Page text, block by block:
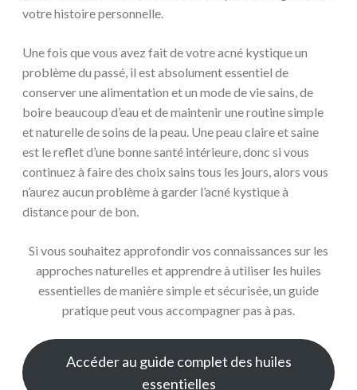
votre histoire personnelle.
Une fois que vous avez fait de votre acné kystique un
problème du passé, il est absolument essentiel de
conserver une alimentation et un mode de vie sains, de
boire beaucoup d’eau et de maintenir une routine simple
et naturelle de soins de la peau. Une peau claire et saine
est le reflet d’une bonne santé intérieure, donc si vous
continuez à faire des choix sains tous les jours, alors vous
n’aurez aucun problème à garder l’acné kystique à
distance pour de bon.
Si vous souhaitez approfondir vos connaissances sur les
approches naturelles et apprendre à utiliser les huiles
essentielles de manière simple et sécurisée, un guide
pratique peut vous accompagner pas à pas.
Accéder au guide complet des huiles
essentielles